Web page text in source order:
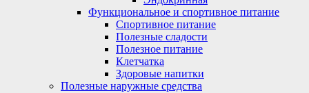
Функциональное и спортивное питание
Спортивное питание
Полезные сладости
Полезное питание
Клетчатка
Здоровые напитки
Полезные наружные средства